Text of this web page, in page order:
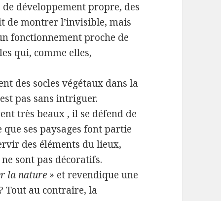
développement propre, des
de montrer l’invisible, mais
fonctionnement proche de
qui, comme elles,
des socles végétaux dans la
pas sans intriguer.
très beaux , il se défend de
ses paysages font partie
des éléments du lieux,
sont pas décoratifs.
la nature » et revendique une
Tout au contraire, la